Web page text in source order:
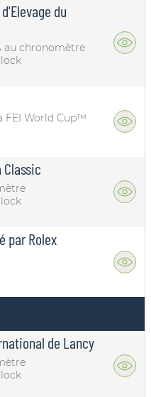
du
au chronomètre
FEI World Cup™
Classic
par Rolex
de Lancy